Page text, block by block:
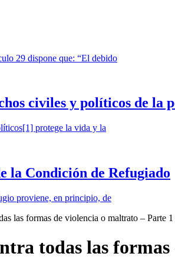
29 dispone que: “El debido
civiles y políticos de
protege la vida y la
la Condición de Refugiado
proviene, en principio, de
las formas de violencia o maltrato – Parte 1
todas las